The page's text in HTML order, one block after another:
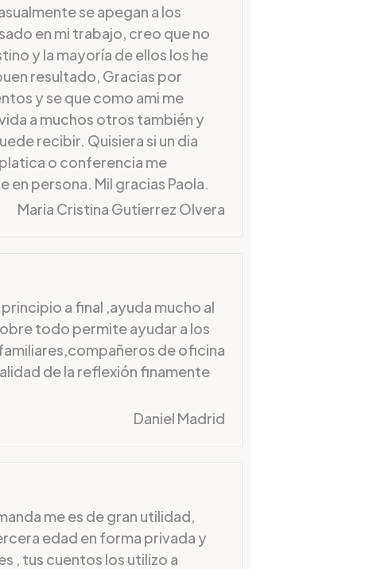
se apegan a los
en mi trabajo, creo que no
y la mayoría de ellos los he
resultado, Gracias por
y se que como ami me
a muchos otros también y
recibir. Quisiera si un dia
o conferencia me
persona. Mil gracias Paola.
Maria Cristina Gutierrez Olvera
a final ,ayuda mucho al
todo permite ayudar a los
de oficina
de la reflexión finamente
Daniel Madrid
me es de gran utilidad,
edad en forma privada y
, tus cuentos los utilizo a